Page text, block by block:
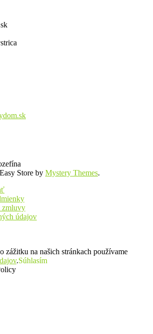
Store by Mystery Themes.
zmluvy
údajov
zážitku na našich stránkach používame
.Súhlasím